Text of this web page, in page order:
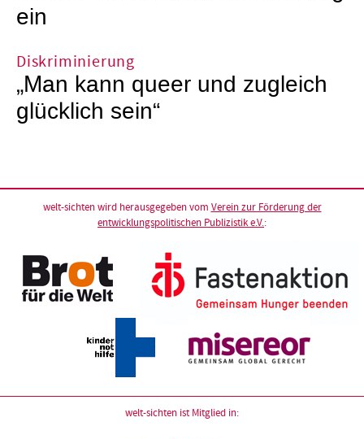
ein
Diskriminierung
„Man kann queer und zugleich
glücklich sein“
welt-sichten wird herausgegeben vom Verein zur Förderung der
entwicklungspolitischen Publizistik e.V.:
welt-sichten ist Mitglied in: